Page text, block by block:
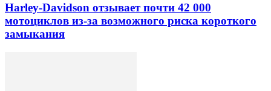
Harley-Davidson отзывает почти 42 000
мотоциклов из-за возможного риска короткого
замыкания